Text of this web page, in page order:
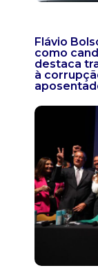
Flávio
como
destaca
à